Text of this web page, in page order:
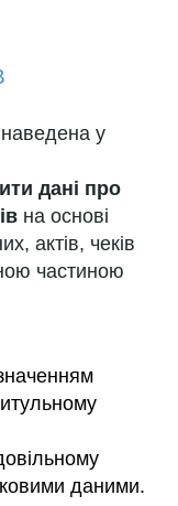
у
дані про
на основі
актів, чеків
частиною
даними.